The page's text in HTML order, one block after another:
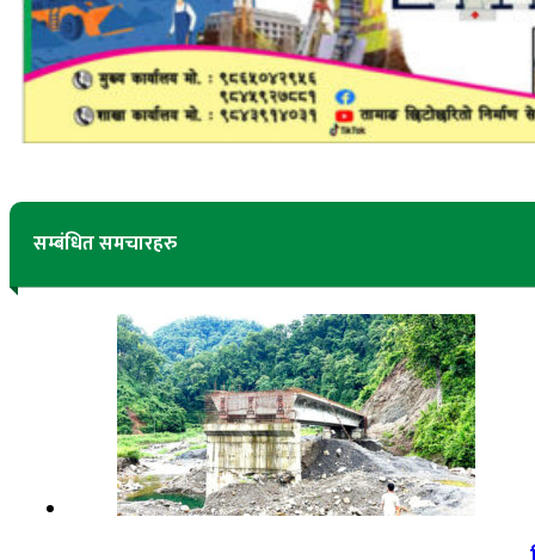
सम्बंधित समचारहरु